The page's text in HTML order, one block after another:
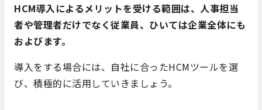
HCM導入によるメリットを受ける範囲は、人事担当
者や管理者だけでなく従業員、ひいては企業全体にも
およびます。
導入をする場合には、自社に合ったHCMツールを選
び、積極的に活用していきましょう。